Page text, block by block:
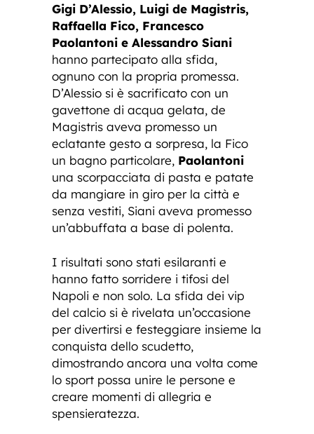
Gigi D’Alessio, Luigi de Magistris,
Raffaella Fico, Francesco
Paolantoni e Alessandro Siani
hanno partecipato alla sfida,
ognuno con la propria promessa.
D’Alessio si è sacrificato con un
gavettone di acqua gelata, de
Magistris aveva promesso un
eclatante gesto a sorpresa, la Fico
un bagno particolare, Paolantoni
una scorpacciata di pasta e patate
da mangiare in giro per la città e
senza vestiti, Siani aveva promesso
un’abbuffata a base di polenta.
I risultati sono stati esilaranti e
hanno fatto sorridere i tifosi del
Napoli e non solo. La sfida dei vip
del calcio si è rivelata un’occasione
per divertirsi e festeggiare insieme la
conquista dello scudetto,
dimostrando ancora una volta come
lo sport possa unire le persone e
creare momenti di allegria e
spensieratezza.